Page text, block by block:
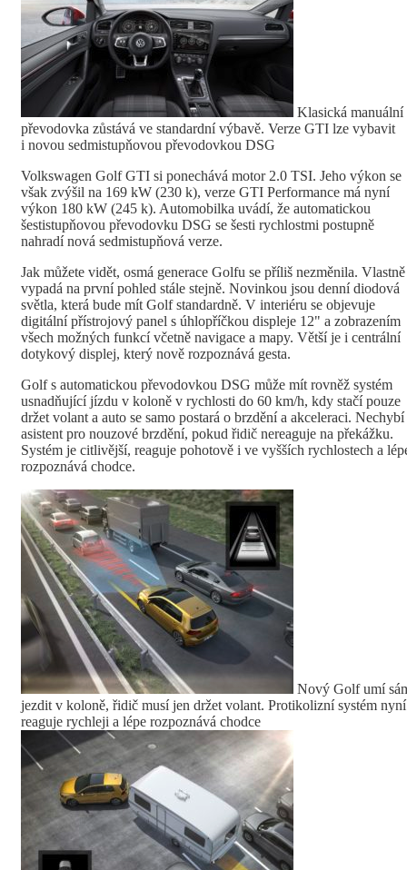
Klasická manuální
převodovka zůstává ve standardní výbavě. Verze GTI lze vybavit
i novou sedmistupňovou převodovkou DSG
Volkswagen Golf GTI si ponechává motor 2.0 TSI. Jeho výkon se
však zvýšil na 169 kW (230 k), verze GTI Performance má nyní
výkon 180 kW (245 k). Automobilka uvádí, že automatickou
šestistupňovou převodovku DSG se šesti rychlostmi postupně
nahradí nová sedmistupňová verze.
Jak můžete vidět, osmá generace Golfu se příliš nezměnila. Vlastně
vypadá na první pohled stále stejně. Novinkou jsou denní diodová
světla, která bude mít Golf standardně. V interiéru se objevuje
digitální přístrojový panel s úhlopříčkou displeje 12" a zobrazením
všech možných funkcí včetně navigace a mapy. Větší je i centrální
dotykový displej, který nově rozpoznává gesta.
Golf s automatickou převodovkou DSG může mít rovněž systém
usnadňující jízdu v koloně v rychlosti do 60 km/h, kdy stačí pouze
držet volant a auto se samo postará o brzdění a akceleraci. Nechybí
asistent pro nouzové brzdění, pokud řidič nereaguje na překážku.
Systém je citlivější, reaguje pohotově i ve vyšších rychlostech a
rozpoznává chodce.
Nový Golf umí
jezdit v koloně, řidič musí jen držet volant. Protikolizní systém nyní
reaguje rychleji a lépe rozpoznává chodce